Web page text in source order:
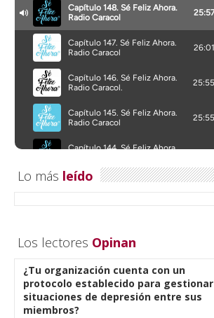
Lo más leído
Los lectores Opinan
¿Tu organización cuenta con un
protocolo establecido para gestionar
situaciones de depresión entre sus
miembros?